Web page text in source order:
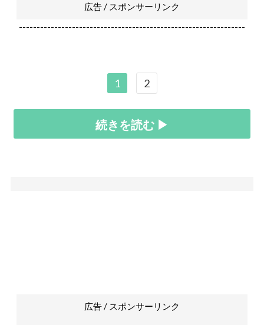
広告 / スポンサーリンク
----------------------------------------------------------------
1 2
続きを読む ▶
広告 / スポンサーリンク